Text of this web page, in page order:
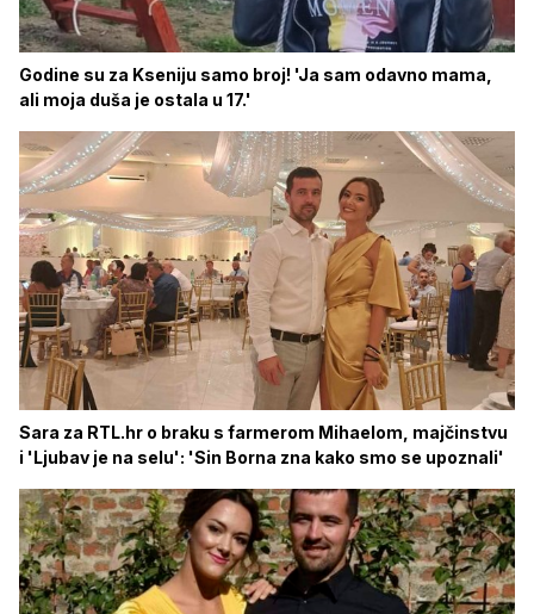
Godine su za Kseniju samo broj! 'Ja sam odavno mama,
ali moja duša je ostala u 17.'
Sara za RTL.hr o braku s farmerom Mihaelom, majčinstvu
i 'Ljubav je na selu': 'Sin Borna zna kako smo se upoznali'